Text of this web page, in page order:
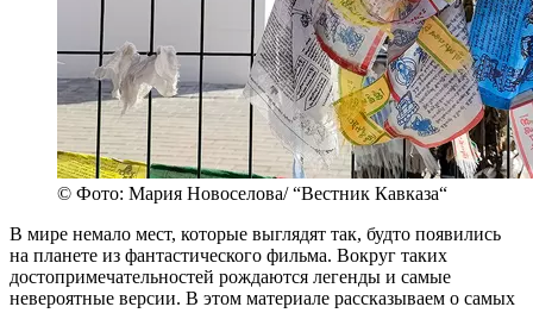
© Фото: Мария Новоселова/ “Вестник Кавказа“
В мире немало мест, которые выглядят так, будто появились
на планете из фантастического фильма. Вокруг таких
достопримечательностей рождаются легенды и самые
невероятные версии. В этом материале рассказываем о самых